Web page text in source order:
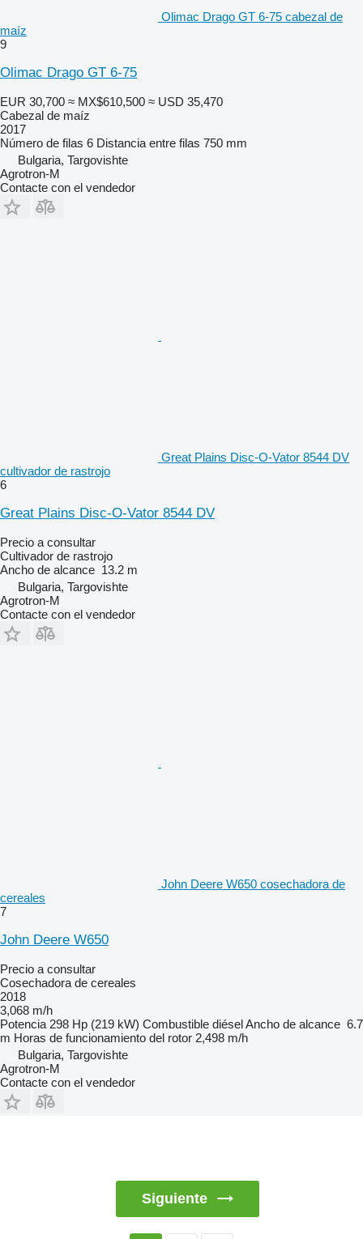
Olimac Drago GT 6-75 cabezal de
maíz
9
Olimac Drago GT 6-75
EUR 30,700 ≈ MX$610,500 ≈ USD 35,470
Cabezal de maíz
2017
Número de filas 6 Distancia entre filas 750 mm
Bulgaria, Targovishte
Agrotron-M
Contacte con el vendedor
Great Plains Disc-O-Vator 8544 DV
cultivador de rastrojo
6
Great Plains Disc-O-Vator 8544 DV
Precio a consultar
Cultivador de rastrojo
Ancho de alcance 13.2 m
Bulgaria, Targovishte
Agrotron-M
Contacte con el vendedor
John Deere W650 cosechadora de
cereales
7
John Deere W650
Precio a consultar
Cosechadora de cereales
2018
3,068 m/h
Potencia 298 Hp (219 kW) Combustible diéselAncho de alcance 6.7
m Horas de funcionamiento del rotor 2,498 m/h
Bulgaria, Targovishte
Agrotron-M
Contacte con el vendedor
Siguiente